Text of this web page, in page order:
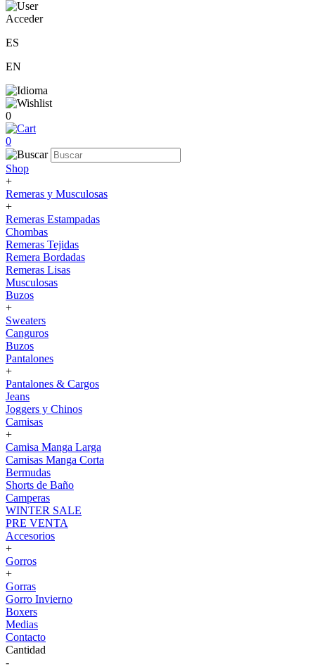
Acceder
ES
EN
0
0
Shop
+
Remeras y Musculosas
+
Remeras Estampadas
Chombas
Remeras Tejidas
Remera Bordadas
Remeras Lisas
Musculosas
Buzos
+
Sweaters
Canguros
Buzos
Pantalones
+
Pantalones & Cargos
Jeans
Joggers y Chinos
Camisas
+
Camisa Manga Larga
Camisas Manga Corta
Bermudas
Shorts de Baño
Camperas
WINTER SALE
PRE VENTA
Accesorios
+
Gorros
+
Gorras
Gorro Invierno
Boxers
Medias
Contacto
Cantidad
-